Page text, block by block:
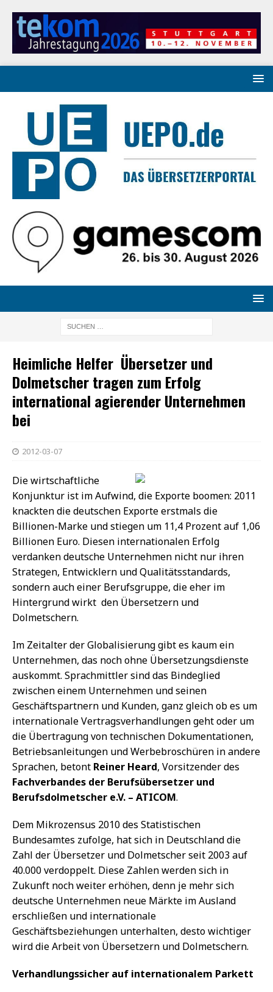
Heimliche Helfer  Übersetzer und
Dolmetscher tragen zum Erfolg
international agierender Unternehmen
bei
2012-03-07
Die wirtschaftliche
Konjunktur ist im Aufwind, die Exporte boomen: 2011
knackten die deutschen Exporte erstmals die
Billionen-Marke und stiegen um 11,4 Prozent auf 1,06
Billionen Euro. Diesen internationalen Erfolg
verdanken deutsche Unternehmen nicht nur ihren
Strategen, Entwicklern und Qualitätsstandards,
sondern auch einer Berufsgruppe, die eher im
Hintergrund wirkt  den Übersetzern und
Dolmetschern.
Im Zeitalter der Globalisierung gibt es kaum ein
Unternehmen, das noch ohne Übersetzungsdienste
auskommt. Sprachmittler sind das Bindeglied
zwischen einem Unternehmen und seinen
Geschäftspartnern und Kunden, ganz gleich ob es um
internationale Vertragsverhandlungen geht oder um
die Übertragung von technischen Dokumentationen,
Betriebsanleitungen und Werbebroschüren in andere
Sprachen, betont Reiner Heard, Vorsitzender des
Fachverbandes der Berufsübersetzer und
Berufsdolmetscher e.V. – ATICOM.
Dem Mikrozensus 2010 des Statistischen
Bundesamtes zufolge, hat sich in Deutschland die
Zahl der Übersetzer und Dolmetscher seit 2003 auf
40.000 verdoppelt. Diese Zahlen werden sich in
Zukunft noch weiter erhöhen, denn je mehr sich
deutsche Unternehmen neue Märkte im Ausland
erschließen und internationale
Geschäftsbeziehungen unterhalten, desto wichtiger
wird die Arbeit von Übersetzern und Dolmetschern.
Verhandlungssicher auf internationalem Parkett